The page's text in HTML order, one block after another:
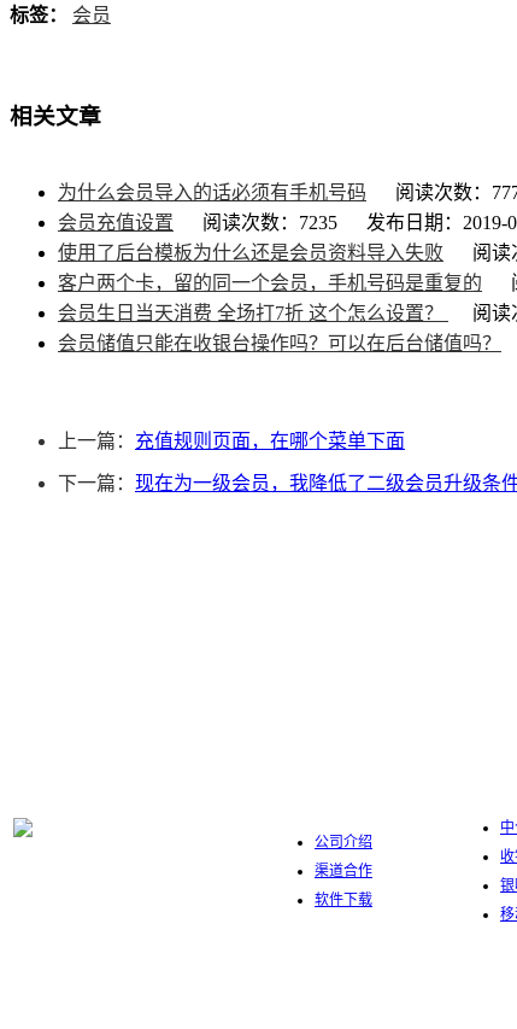
标签： 会员
相关文章
为什么会员导入的话必须有手机号码 阅读次数：
会员充值设置
阅读次数：7235
发布日期：2019-
使用了后台模板为什么还是会员资料导入失败
阅读
客户两个卡，留的同一个会员，手机号码是重复的
会员生日当天消费 全场打7折 这个怎么设置？
阅读
会员储值只能在收银台操作吗？可以在后台储值吗？
上一篇： 充值规则页面，在哪个菜单下面
下一篇： 现在为一级会员，我降低了二级会员升级条
公司介绍
渠道合作
软件下载